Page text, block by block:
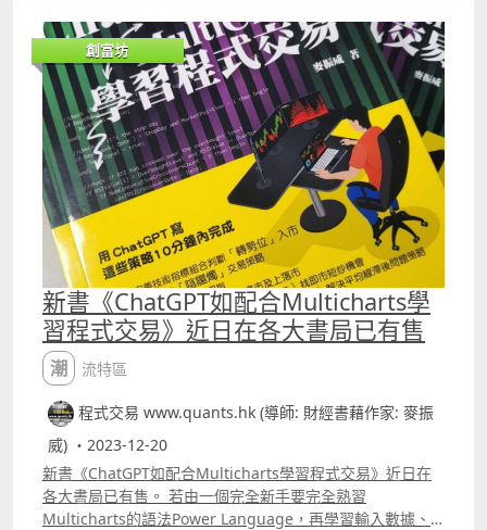
httpswww.youtube.com@markchunwai Facebook專頁
httpswww.facebook.comquantshk Patreon
httpswww.patreon.comquantshk
basis = ta.highesthigh, length ta.lowestlow, length
basis = basis 2 upperBand = basis multiplier atr
lowerBand = basis multiplier atr trendUp = close gt;
upperBand1 true close1 gt; upperBand1 true false
trendDown = close lt; lowerBand1 true close1 lt;
lowerBand1 true false plottrendUp upperBand
lowerBand, color=color.blue, linewidth=2,
title=quot;SuperTrendquot; 這裏用了「 」這種寫法，前
是條件，後是若符合條件要怎樣，而後則是若不符合條件要
怎樣，若大家看其他Tradind View用家寫的策略，這是十分
常見的寫法。 trendDown = close lt; lowerBand1 true
close1 lt; lowerBand1 true false 這個的意思就是
trendDown是名稱，然後看看收市價是否小於上一支陰陽燭
的supertrend的底部，若符合條件就是true，否則就再看看
上一支陰陽燭的收市價是否低於上一支陰陽燭的supertrend
的底部，若符合條件，也是true，但兩個條件也不符合就是
false。 我們網頁 www.quants.hk Youtube
httpswww.youtube.com@markchunwai Facebook專頁
httpswww.facebook.comquantshk Patreon
httpswww.patreon.comquantshk
EMA。而slowlength最初也設定為26，那就是計算以收市
價計，16日的EMA，然後前者減去後者就是原創者所指的
MACD。 而aMACD = ta.emaMACD, MACDLength代表
了，首先我們計算出MACD的答案，再用這個答案來計算平
均數，而MACDLength最初已設定為9，那就是代表了
aMACD是以MACD的值來計算9日的EMA。 這樣就有了
MACD及aMACD的數值，將MACD ndash; aMACD就會得
到delta的答案。 即使是完全新手應該也覺得十分容易吧 再
來我們要學一些基本的，在Trading View中我們要寫「升
穿」或「跌穿」就是ta.crossover 以及ta.crossunder 。 而
之內在ta.crossover代表前面的值升穿後面的值，若在
ta.crossunder則代表前面的值跌穿後面的值。例如
ta.crossover A, B 就代表A升穿B，若是ta.crossunderA,B
就代表A跌穿B。 然後我們再看以下幾句 if
ta.crossoverdelta, 0 strategy.entryquot;MacdLEquot;,
strategy.long, comment=quot;MacdLEquot; if
ta.crossunderdelta, 0 strategy.entryquot;MacdSEquot;,
strategy.short, comment=quot;MacdSEquot;
plotstrategy.equity, title=quot;equityquot;,
color=color.red, linewidth=2, style=plot.style_areabr 在
Trading View中寫交易策略，請記得是必需要有
strategy.entry ，這代表要告訴Trading View要入市的時
將統計學概念與技術指標結合的原理 4. 自製
Predicted_price MACD 交易訊號比傳統MACD更準確而且
解決滯後問題。影片中分別有Daytrade SQQQ及
AppleUSAAPL的例子 5. 期指盤路分析原理講解 報名
whatspp 69091306 或電郵paul.mark881@gmail.com
創富坊
新書《ChatGPT如配合Multicharts學
習程式交易》近日在各大書局已有售
潮流特區
程式交易 www.quants.hk (導師: 財經書藉作家: 麥振
威) ・2023-12-20
新書《ChatGPT如配合Multicharts學習程式交易》近日在
各大書局已有售。 若由一個完全新手要完全熟習
Multicharts的語法Power Language，再學習輸入數據、